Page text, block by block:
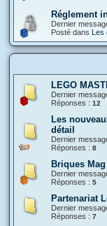
Réglement
Dernier
Posté dans Les
LEGO
Dernier
Réponses : 12
Les
détail
Dernier
Réponses : 8
Briques
Dernier
Réponses : 5
Partenariat
Dernier
Réponses : 7